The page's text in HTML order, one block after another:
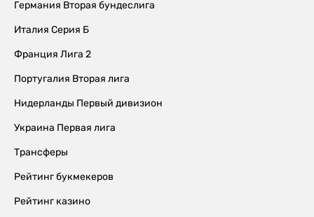
Германия Вторая бундеслига
Италия Серия Б
Франция Лига 2
Португалия Вторая лига
Нидерланды Первый дивизион
Украина Первая лига
Трансферы
Рейтинг букмекеров
Рейтинг казино